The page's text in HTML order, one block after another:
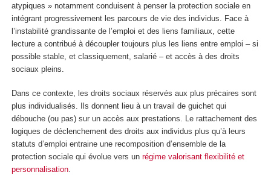
atypiques » notamment conduisent à penser la protection sociale en
intégrant progressivement les parcours de vie des individus. Face à
l’instabilité grandissante de l’emploi et des liens familiaux, cette
lecture a contribué à découpler toujours plus les liens entre emploi – si
possible stable, et classiquement, salarié – et accès à des droits
sociaux pleins.
Dans ce contexte, les droits sociaux réservés aux plus précaires sont
plus individualisés. Ils donnent lieu à un travail de guichet qui
débouche (ou pas) sur un accès aux prestations. Le rattachement des
logiques de déclenchement des droits aux individus plus qu’à leurs
statuts d’emploi entraine une recomposition d’ensemble de la
protection sociale qui évolue vers un régime valorisant flexibilité et
personnalisation.